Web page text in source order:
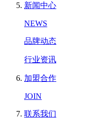
新闻中心
NEWS
品牌动态
行业资讯
加盟合作
JOIN
联系我们